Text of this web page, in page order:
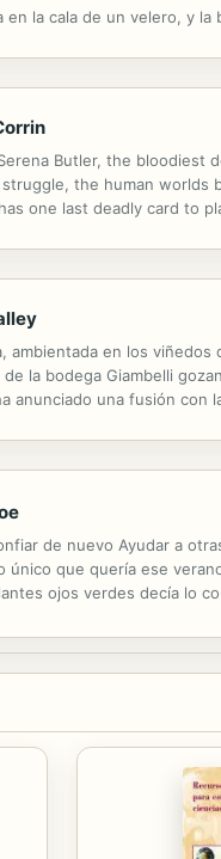
en la cala de un velero, y
Butler, the bloodiest
the human
one last deadly card to
ambientada en los
la bodega Giambelli
anunciado una fusión
de nuevo Ayudar a
único que quería ese
ojos verdes decía lo